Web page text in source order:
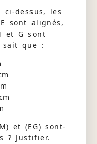
dessus, les
sont alignés,
et G sont
que :
et (EG) sont-
? Justifier.